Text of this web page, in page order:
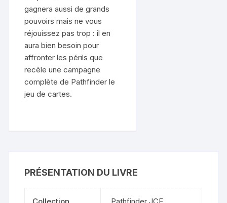
gagnera aussi de grands
pouvoirs mais ne vous
réjouissez pas trop : il en
aura bien besoin pour
affronter les périls que
recèle une campagne
complète de Pathfinder le
jeu de cartes.
PRÉSENTATION DU LIVRE